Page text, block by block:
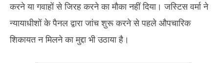
करने या गवाहों से जिरह करने का मौका नहीं दिया। जस्टिस वर्मा ने
न्यायाधीशों के पैनल द्वारा जांच शुरू करने से पहले औपचारिक
शिकायत न मिलने का मुद्दा भी उठाया है।